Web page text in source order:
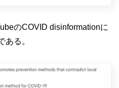
のCOVID disinformationに
ある。